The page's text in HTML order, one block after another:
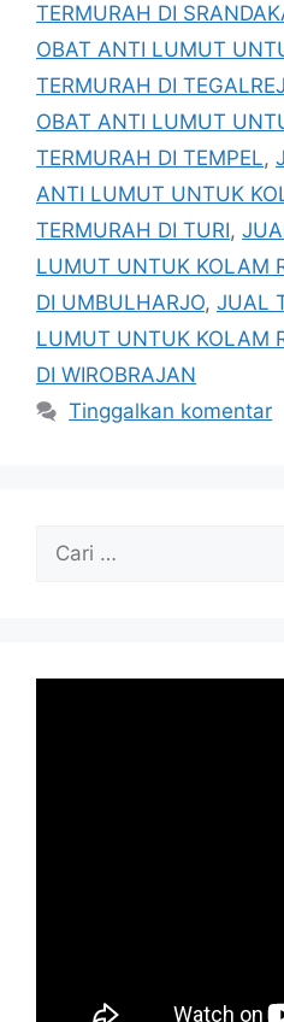
TERMURAH DI
OBAT ANTI LUMUT
TERMURAH DI
OBAT ANTI LUMUT
TERMURAH DI TEMPEL,
ANTI LUMUT UNTUK
TERMURAH DI TURI,
LUMUT UNTUK KOLAM
DI UMBULHARJO, JUAL
LUMUT UNTUK KOLAM
DI WIROBRAJAN
Tinggalkan komentar
Cari